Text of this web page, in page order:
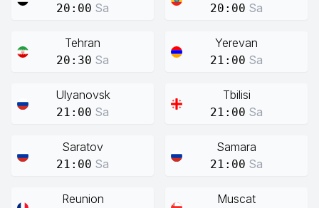
20:00 Sa 20:00 Sa
Tehran
20:30 Sa
Yerevan
21:00 Sa
Ulyanovsk
21:00 Sa
Tbilisi
21:00 Sa
Saratov
21:00 Sa
Samara
21:00 Sa
Reunion Muscat